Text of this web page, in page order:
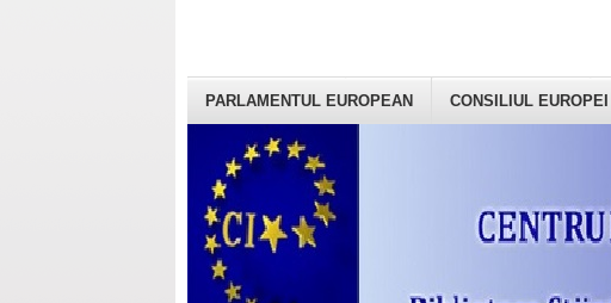
PARLAMENTUL EUROPEAN CONSILIUL EUROPEI